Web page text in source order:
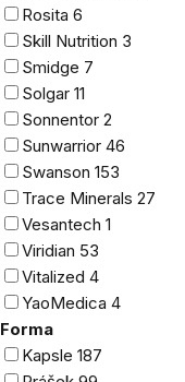
Rosita 6
Skill Nutrition 3
Smidge 7
Solgar 11
Sonnentor 2
Sunwarrior 46
Swanson 153
Trace Minerals 27
Vesantech 1
Viridian 53
Vitalized 4
YaoMedica 4
Forma
Kapsle 187